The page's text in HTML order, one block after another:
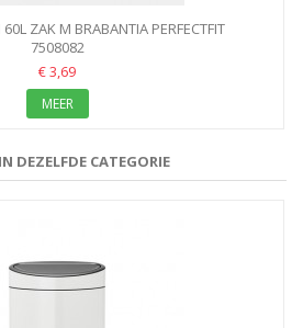
ZAK M BRABANTIA PERFECTFIT
7508082
€ 3,69
MEER
DEZELFDE CATEGORIE